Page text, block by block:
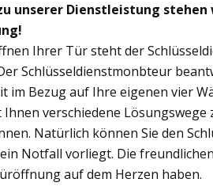
unserer Dienstleistung
Ihrer Tür steht der
Schlüsseldienstmonbteur
im Bezug auf Ihre eigenen vier
Ihnen verschiedene
Natürlich können Sie den
Notfall vorliegt. Die
auf dem Herzen haben.